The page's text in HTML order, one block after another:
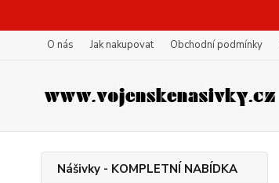
O nás Jak nakupovat Obchodní podmínky
Nášivky - KOMPLETNÍ NABÍDKA